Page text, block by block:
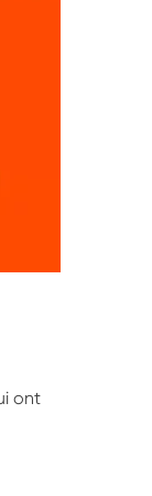
ont